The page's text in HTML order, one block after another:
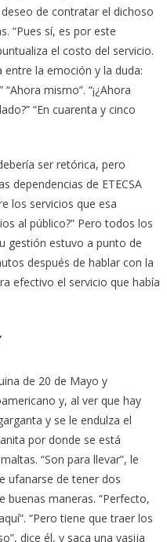
de contratar el dichoso
“Pues sí, es por este
el costo del servicio.
la emoción y la duda:
mismo”. “¡¿Ahora
“En cuarenta y cinco
ser retórica, pero
dependencias de ETECSA
los servicios que esa
al público?” Pero todos los
gestión estuvo a punto de
después de hablar con la
efectivo el servicio que había
de 20 de Mayo y
y, al ver que hay
y se le endulza el
por donde se está
“Son para llevar”, le
ufanarse de tener dos
buenas maneras. “Perfecto,
“Pero tiene que traer los
dice él, y saca una vasija